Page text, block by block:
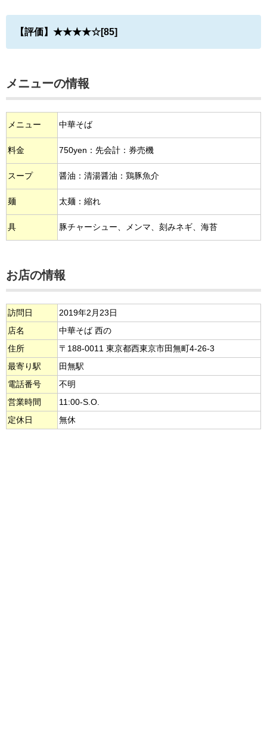
【評価】★★★★☆[85]
メニューの情報
メニュー 中華そば
料金 750yen：先会計：券売機
スープ 醤油：清湯醤油：鶏豚魚介
麺 太麺：縮れ
具 豚チャーシュー、メンマ、刻みネギ、海苔
お店の情報
訪問日
2019年2月23日
店名
中華そば 西の
住所
〒188-0011 東京都西東京市田無町4-26-3
最寄り駅
田無駅
電話番号
不明
営業時間
11:00-S.O.
定休日
無休